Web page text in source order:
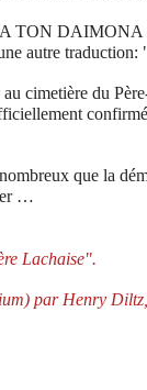
TON
autre
cimetière du
que la
…
Lachaise".
par Henry